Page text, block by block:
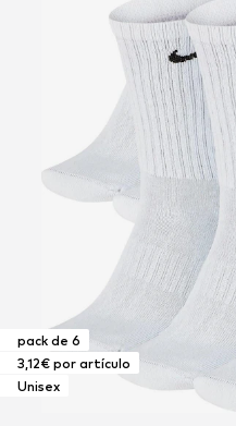
pack de 6
3,12€ por artículo
Unisex